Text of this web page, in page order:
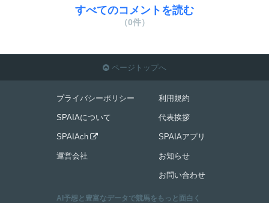
すべてのコメントを読む
（0件）
 ページトップへ
プライバシーポリシー
SPAIAについて
SPAIAch 
運営会社
利用規約
代表挨拶
SPAIAアプリ
お知らせ
お問い合わせ
AI予想と豊富なデータで競馬をもっと面白く